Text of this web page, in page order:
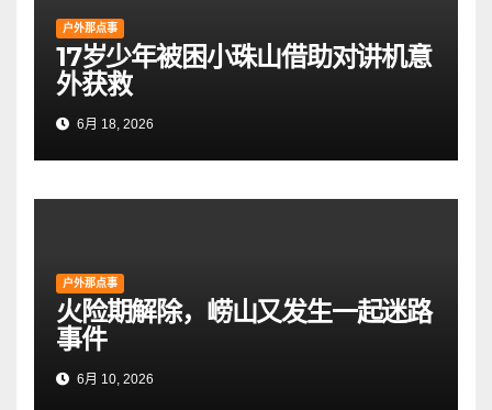
户外那点事
17岁少年被困小珠山借助对讲机意
外获救
6月 18, 2026
户外那点事
火险期解除，崂山又发生一起迷路
事件
6月 10, 2026